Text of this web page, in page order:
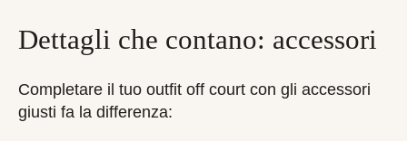
Dettagli che contano: accessori
Completare il tuo outfit off court con gli accessori
giusti fa la differenza: